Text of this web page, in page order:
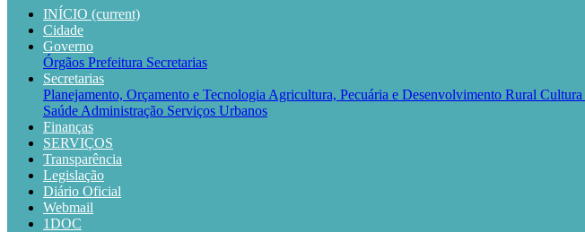
INÍCIO (current)
Cidade
Governo
Órgãos Prefeitura Secretarias
Secretarias
Planejamento, Orçamento e Tecnologia Agricultura, Pecuária e Desenvolvimento Rural Cultura
Saúde Administração Serviços Urbanos
Finanças
SERVIÇOS
Transparência
Legislação
Diário Oficial
Webmail
1DOC